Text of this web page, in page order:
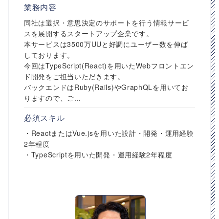
業務内容
同社は選択・意思決定のサポートを行う情報サービ
スを展開するスタートアップ企業です。
本サービスは3500万UUと好調にユーザー数を伸ば
しております。
今回はTypeScript(React)を用いたWebフロントエン
ド開発をご担当いただきます。
バックエンドはRuby(Rails)やGraphQLを用いてお
りますので、ご...
必須スキル
・ReactまたはVue.jsを用いた設計・開発・運用経験
2年程度
・TypeScriptを用いた開発・運用経験2年程度